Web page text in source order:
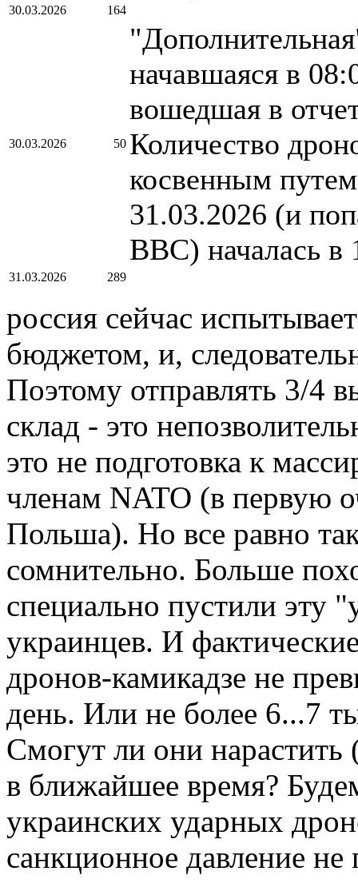
30.03.2026 164
30.03.2026 50
начавшаяся в
вошедшая в
Количество
косвенным
31.03.2026 (и
ВВС) началась в
31.03.2026 289
россия сейчас
бюджетом, и,
Поэтому отправлять 3/4
склад - это
это не подготовка к
членам NATO (в первую
Польша). Но все равно
сомнительно. Больше
специально пустили эту
украинцев. И
дронов-камикадзе не
день. Или не более 6...7
Смогут ли они нарастить
в ближайшее время?
украинских ударных
санкционное давление не